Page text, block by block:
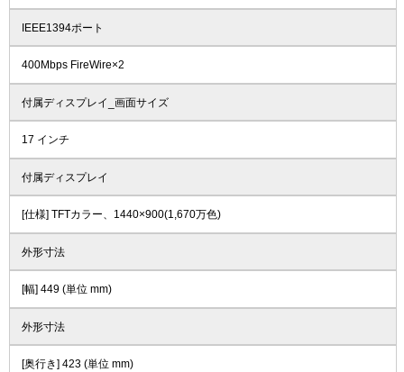
IEEE1394ポート
400Mbps FireWire×2
付属ディスプレイ_画面サイズ
17 インチ
付属ディスプレイ
[仕様] TFTカラー、1440×900(1,670万色)
外形寸法
[幅] 449 (単位 mm)
外形寸法
[奥行き] 423 (単位 mm)